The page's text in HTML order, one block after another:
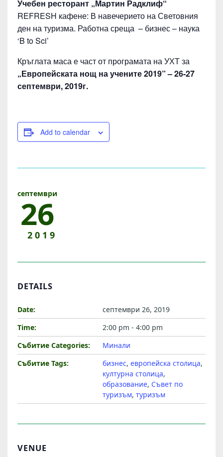
Б
Р
А
З
О
В
Н
И
–
Р
А
Д
И
И
И
Б
Ъ
Д
Е
“
Учебен ресторант „Мартин Радклиф“
REFRESH кафене: В навечерието на Световния
ден на туризма. Работна среща – бизнес – наука
‘B to Sci’
Кръглата маса е част от програмата на УХТ за
„Европейската нощ на учените 2019” – 26-27
септември, 2019г.
Add to calendar
септември
26
2019
DETAILS
Date:
септември 26, 2019
Time:
2:00 pm - 4:00 pm
Събитие Categories:
Минали
Събитие Tags:
бизнес, европейска столица,
културна столица,
образование, Съвет по
туризъм, туризъм
VENUE